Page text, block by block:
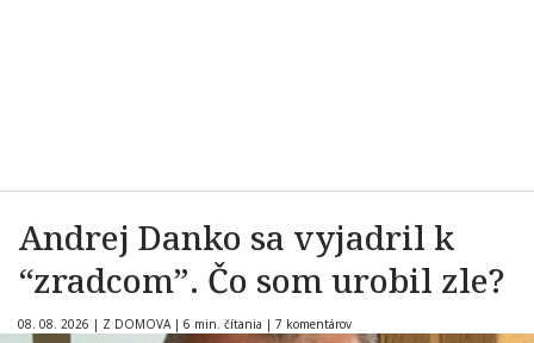
Andrej Danko sa vyjadril k
“zradcom”. Čo som urobil zle?
08. 08. 2026 | Z DOMOVA | 6 min. čítania | 7 komentárov